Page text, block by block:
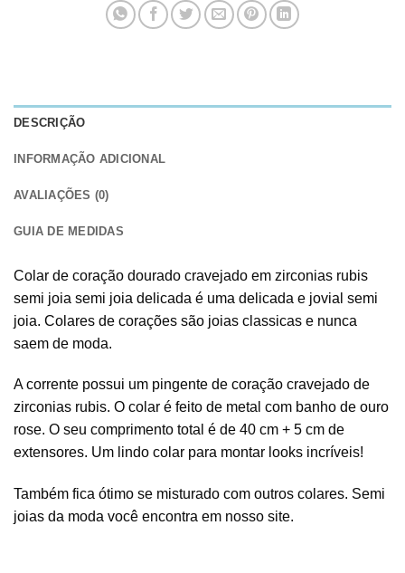
DESCRIÇÃO
INFORMAÇÃO ADICIONAL
AVALIAÇÕES (0)
GUIA DE MEDIDAS
Colar de coração dourado cravejado em zirconias rubis
semi joia semi joia delicada é uma delicada e jovial semi
joia. Colares de corações são joias classicas e nunca
saem de moda.
A corrente possui um pingente de coração cravejado de
zirconias rubis. O colar é feito de metal com banho de ouro
rose. O seu comprimento total é de 40 cm + 5 cm de
extensores. Um lindo colar para montar looks incríveis!
Também fica ótimo se misturado com outros colares. Semi
joias da moda você encontra em nosso site.